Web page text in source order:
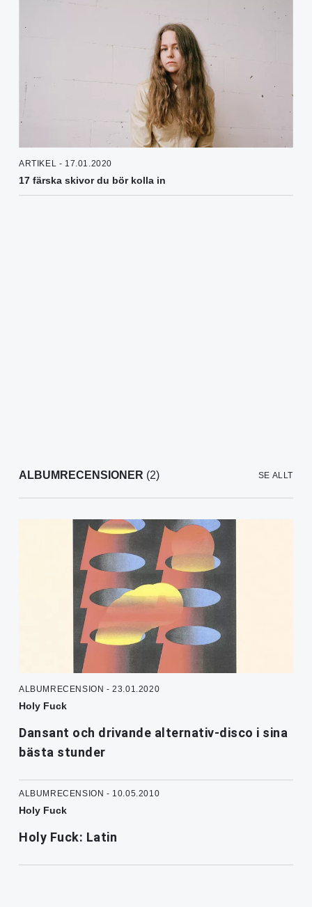
ARTIKEL - 17.01.2020
17 färska skivor du bör kolla in
ALBUMRECENSIONER (2) SE ALLT
ALBUMRECENSION - 23.01.2020
Holy Fuck
Dansant och drivande alternativ-disco i sina
bästa stunder
ALBUMRECENSION - 10.05.2010
Holy Fuck
Holy Fuck: Latin